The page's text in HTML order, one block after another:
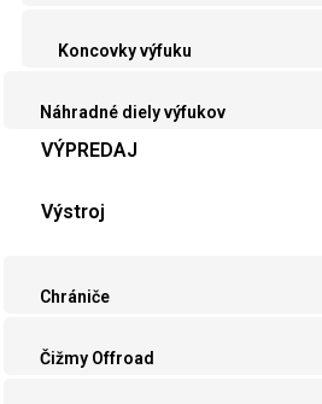
Koncovky výfuku
Náhradné diely výfukov
VÝPREDAJ
Výstroj
Chrániče
Čižmy Offroad